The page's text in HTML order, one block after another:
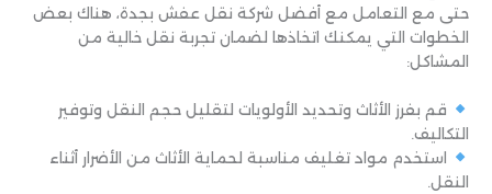
حتى مع التعامل مع أفضل شركة نقل عفش بجدة، هناك بعض
الخطوات التي يمكنك اتخاذها لضمان تجربة نقل خالية من
المشاكل:
قم بفرز الأثاث وتحديد الأولويات لتقليل حجم النقل وتوفير
التكاليف.
استخدم مواد تغليف مناسبة لحماية الأثاث من الأضرار أثناء
النقل.